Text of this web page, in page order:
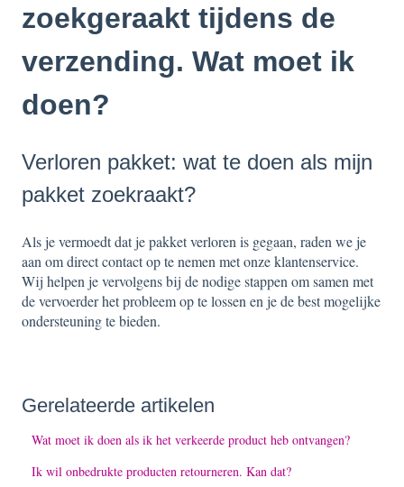
zoekgeraakt tijdens de
verzending. Wat moet ik
doen?
Verloren pakket: wat te doen als mijn
pakket zoekraakt?
Als je vermoedt dat je pakket verloren is gegaan, raden we je
aan om direct contact op te nemen met onze klantenservice.
Wij helpen je vervolgens bij de nodige stappen om samen met
de vervoerder het probleem op te lossen en je de best mogelijke
ondersteuning te bieden.
Gerelateerde artikelen
Wat moet ik doen als ik het verkeerde product heb ontvangen?
Ik wil onbedrukte producten retourneren. Kan dat?